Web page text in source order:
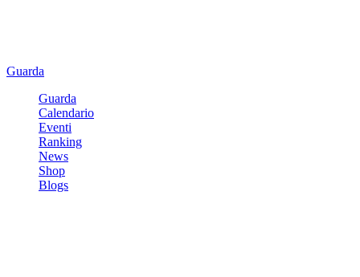
Guarda
Guarda
Calendario
Eventi
Ranking
News
Shop
Blogs